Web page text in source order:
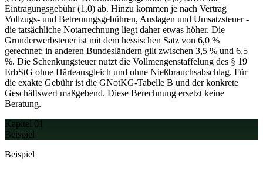
Eintragungsgebühr (1,0) ab. Hinzu kommen je nach Vertrag
Vollzugs- und Betreuungsgebühren, Auslagen und Umsatzsteuer -
die tatsächliche Notarrechnung liegt daher etwas höher. Die
Grunderwerbsteuer ist mit dem hessischen Satz von 6,0 %
gerechnet; in anderen Bundesländern gilt zwischen 3,5 % und 6,5
%. Die Schenkungsteuer nutzt die Vollmengenstaffelung des § 19
ErbStG ohne Härteausgleich und ohne Nießbrauchsabschlag. Für
die exakte Gebühr ist die GNotKG-Tabelle B und der konkrete
Geschäftswert maßgebend. Diese Berechnung ersetzt keine
Beratung.
Kapitel 01
Beispiel
Beispiel